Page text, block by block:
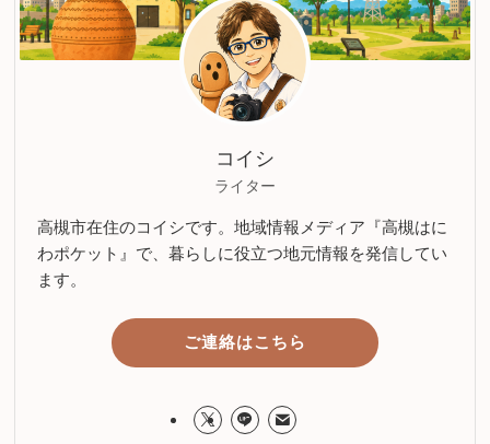
コイシ
ライター
高槻市在住のコイシです。地域情報メディア『高槻はに
わポケット』で、暮らしに役立つ地元情報を発信してい
ます。
ご連絡はこちら